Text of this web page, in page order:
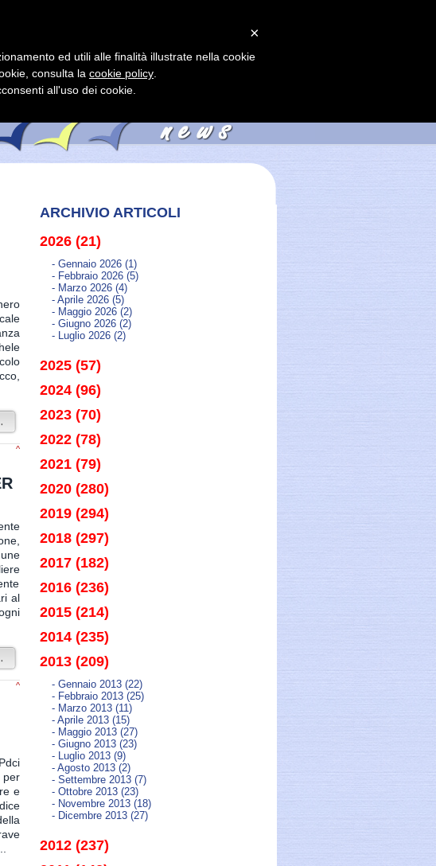
^
al
^
per
e
ARCHIVIO ARTICOLI
2026 (21)
- Gennaio 2026 (1)
- Febbraio 2026 (5)
- Marzo 2026 (4)
- Aprile 2026 (5)
- Maggio 2026 (2)
- Giugno 2026 (2)
- Luglio 2026 (2)
2025 (57)
2024 (96)
2023 (70)
2022 (78)
2021 (79)
2020 (280)
2019 (294)
2018 (297)
2017 (182)
2016 (236)
2015 (214)
2014 (235)
2013 (209)
- Gennaio 2013 (22)
- Febbraio 2013 (25)
- Marzo 2013 (11)
- Aprile 2013 (15)
- Maggio 2013 (27)
- Giugno 2013 (23)
- Luglio 2013 (9)
- Agosto 2013 (2)
- Settembre 2013 (7)
- Ottobre 2013 (23)
- Novembre 2013 (18)
- Dicembre 2013 (27)
2012 (237)
×
ed utili alle finalità illustrate nella cookie
consulta la cookie policy
all'uso dei cookie.